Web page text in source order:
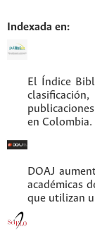
Indexada en:
El Índice
en Colombia.
DOAJ
académicas
que utilizan